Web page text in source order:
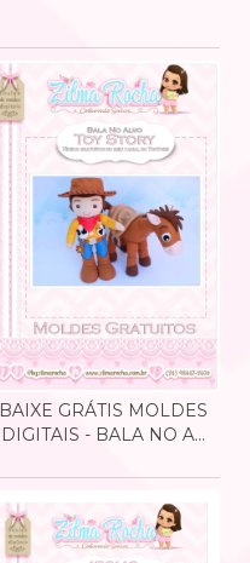
BAIXE GRÁTIS MOLDES
DIGITAIS - BALA NO A...